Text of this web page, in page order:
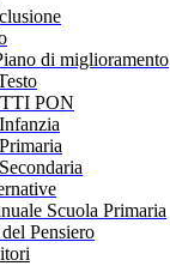
di miglioramento
PON
Scuola Primaria
Pensiero